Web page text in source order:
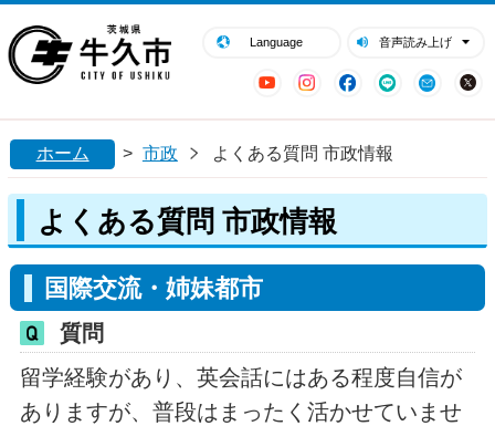
Language 音声読み上げ
YouTubeInstagram
Facebook
LINE Mail
閉じる
ホーム > 市政 よくある質問 市政情報
よくある質問 市政情報
国際交流・姉妹都市
質問
留学経験があり、英会話にはある程度自信が
ありますが、普段はまったく活かせていませ